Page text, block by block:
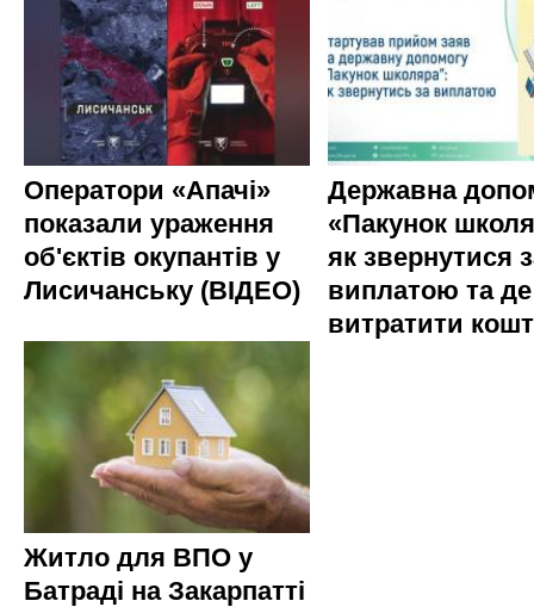
Оператори «Апачі»
показали ураження
об'єктів окупантів у
Лисичанську (ВІДЕО)
Державна
«Пакунок
як звернутися
виплатою та де
витратити
Житло для ВПО у
Батраді на Закарпатті